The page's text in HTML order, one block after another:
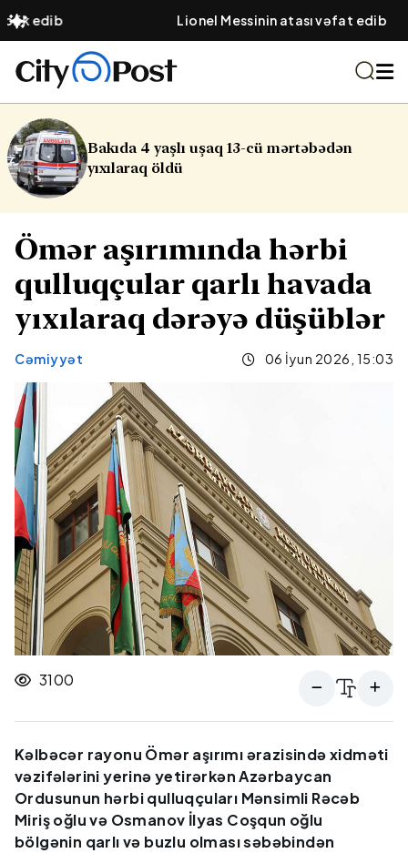
Lionel Messinin atası vəfat edib
Bakıda 4 yaşlı uşaq 13-cü mərtəbədən
yıxılaraq öldü
Ömər aşırımında hərbi
qulluqçular qarlı havada
yıxılaraq dərəyə düşüblər
Cəmiyyət 06 İyun 2026, 15:03
3100
Kəlbəcər rayonu Ömər aşırımı ərazisində xidməti
vəzifələrini yerinə yetirərkən Azərbaycan
Ordusunun hərbi qulluqçuları Mənsimli Rəcəb
Miriş oğlu və Osmanov İlyas Coşqun oğlu
bölgənin qarlı və buzlu olması səbəbindən